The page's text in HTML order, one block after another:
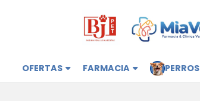
OFERTAS FARMACIA PERROS